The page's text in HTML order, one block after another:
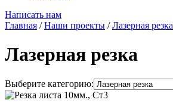
Написать нам
Главная /Наши проекты /Лазерная резка
Лазерная резка
Выберите категорию: